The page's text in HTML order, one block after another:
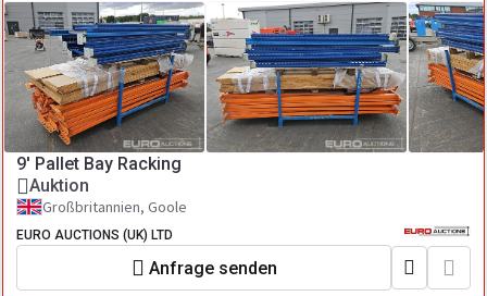
9' Pallet Bay Racking
Auktion
Großbritannien, Goole
EURO AUCTIONS (UK) LTD
Anfrage senden